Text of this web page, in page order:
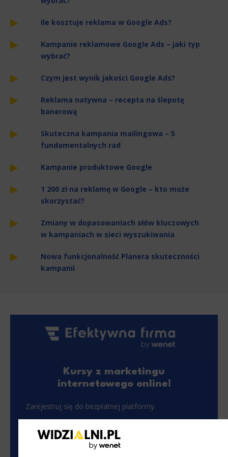
Ile kosztuje reklama w Google Ads?
Kampanie reklamowe Google Ads – jaki typ
wybrać?
Czym jest wynik jakości Google Ads?
Reklama natywna – recepta na ślepotę
banerową
Skuteczna kampania mailingowa – 5
fundamentalnych rad
Kampanie produktowe Google
1 200 zł na reklamę w Google – kto może
skorzystać?
Zmiany w dopasowaniach słów kluczowych
w kampaniach w sieci wyszukiwania
Nowa funkcjonalność Planera skuteczności
kampanii
Kursy z marketingu
internetowego online!
Zarejestruj się do bezpłatnej platformy.
Zarejestruj się bezpłatnie